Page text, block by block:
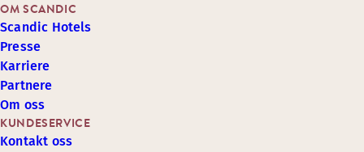
KUNDESERVICE
Kontakt oss
OM SCANDIC
Scandic Hotels
Presse
Karriere
Partnere
Om oss